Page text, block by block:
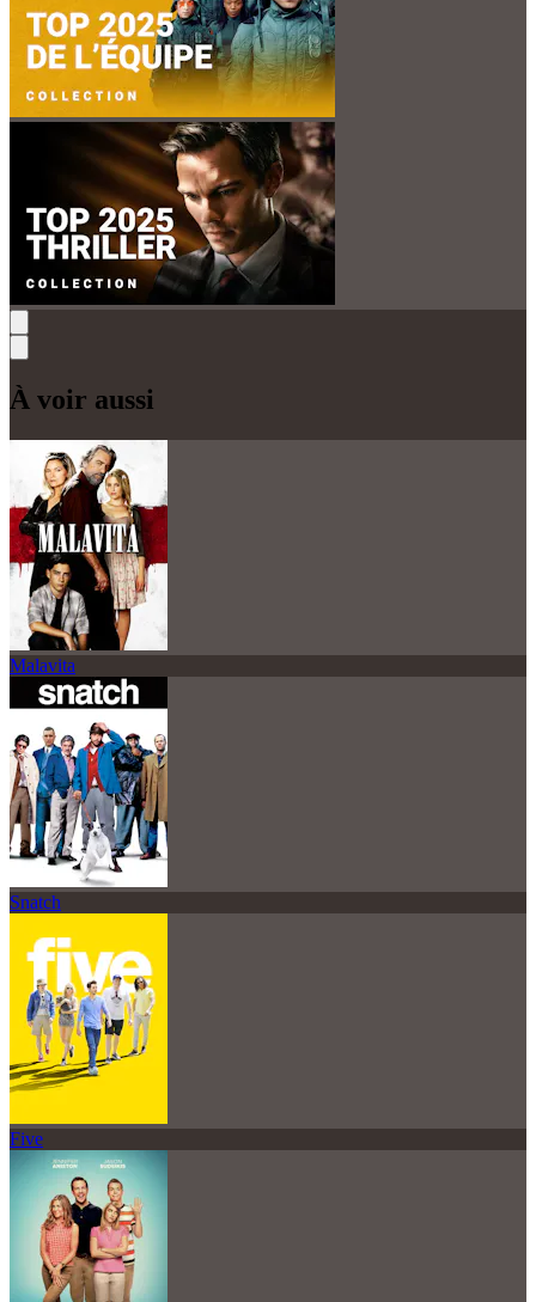
À voir aussi
Malavita
Snatch
Five